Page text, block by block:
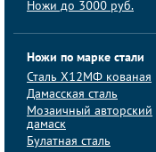
Ножи до 3000 руб.
Ножи по марке стали
Сталь Х12МФ кованая
Дамасская сталь
Мозаичный авторский
дамаск
Булатная сталь